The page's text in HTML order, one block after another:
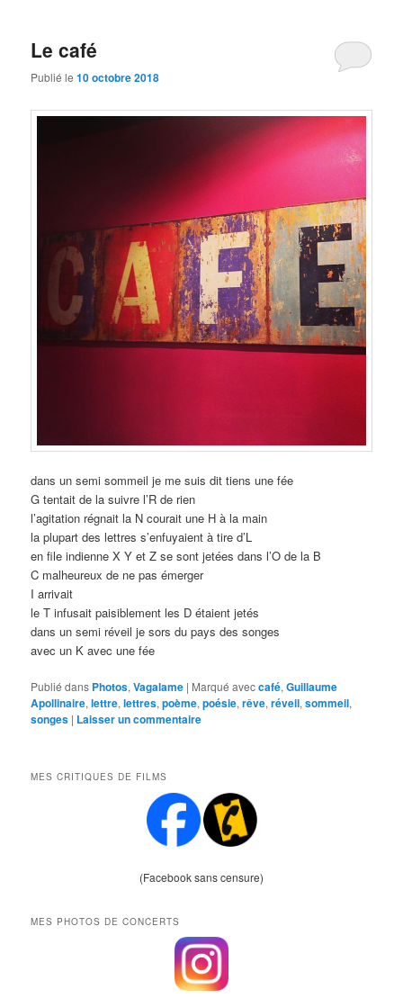
Le café
Publié le10 octobre 2018
dans un semi sommeil je me suis dit tiens une fée
G tentait de la suivre l’R de rien
l’agitation régnait la N courait une H à la main
la plupart des lettres s’enfuyaient à tire d’L
en file indienne X Y et Z se sont jetées dans l’O de la B
C malheureux de ne pas émerger
I arrivait
le T infusait paisiblement les D étaient jetés
dans un semi réveil je sors du pays des songes
avec un K avec une fée
Publié dans Photos,Vagalame | Marqué aveccafé,Guillaume
Apollinaire,lettre,lettres,poème,poésie,rêve,réveil,sommeil,
songes | Laisser un commentaire
MES CRITIQUES DE FILMS
(Facebook sans censure)
MES PHOTOS DE CONCERTS